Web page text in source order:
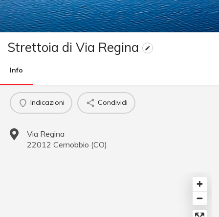
Strettoia di Via Regina
Info
Indicazioni Condividi
Via Regina
22012 Cernobbio (CO)